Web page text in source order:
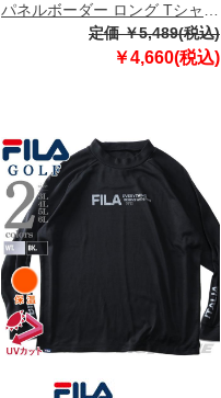
パネルボーダー ロング Tシャツ
定価 ￥5,489(税込)
￥4,660(税込)